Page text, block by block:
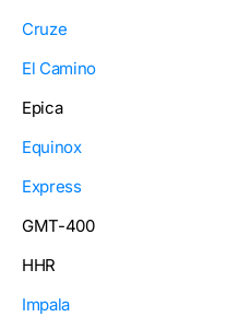
Cruze
El Camino
Epica
Equinox
Express
GMT-400
HHR
Impala